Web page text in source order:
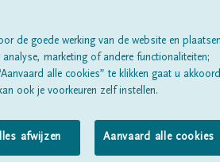
Een
te betuigen
de goede werking van de website en plaatsen
marketing of andere functionaliteiten;
alle cookies” te klikken gaat u akkoord
ook je voorkeuren zelf instellen.
afwijzen Aanvaard alle cookies